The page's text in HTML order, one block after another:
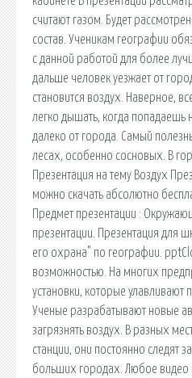
считают газом. Будет
состав. Ученикам географии
с данной работой для более
дальше человек уезжает от
становится воздух. Наверное,
легко дышать, когда
далеко от города. Самый
лесах, особенно сосновых. В
Презентация на тему Воздух
можно скачать абсолютно
Предмет презентации :
презентации. Презентация для
его охрана" по географии.
возможностью. На многих
установки, которые улавливают
Ученые разрабатывают новые
загрязнять воздух. В разных
станции, они постоянно следят
больших городах. Любое видео